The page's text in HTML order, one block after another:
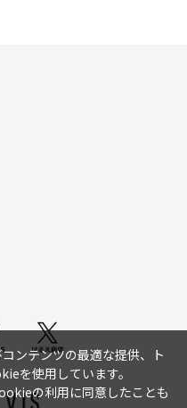
ンテンツの最適な提供、ト
を使用しています。
の利用に同意したことも